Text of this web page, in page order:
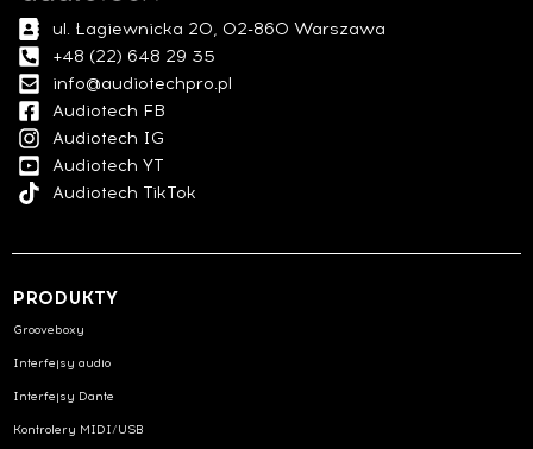
ul. Łagiewnicka 20, 02-860 Warszawa
+48 (22) 648 29 35
info@audiotechpro.pl
Audiotech FB
Audiotech IG
Audiotech YT
Audiotech TikTok
PRODUKTY
Grooveboxy
Interfejsy audio
Interfejsy Dante
Kontrolery MIDI/USB